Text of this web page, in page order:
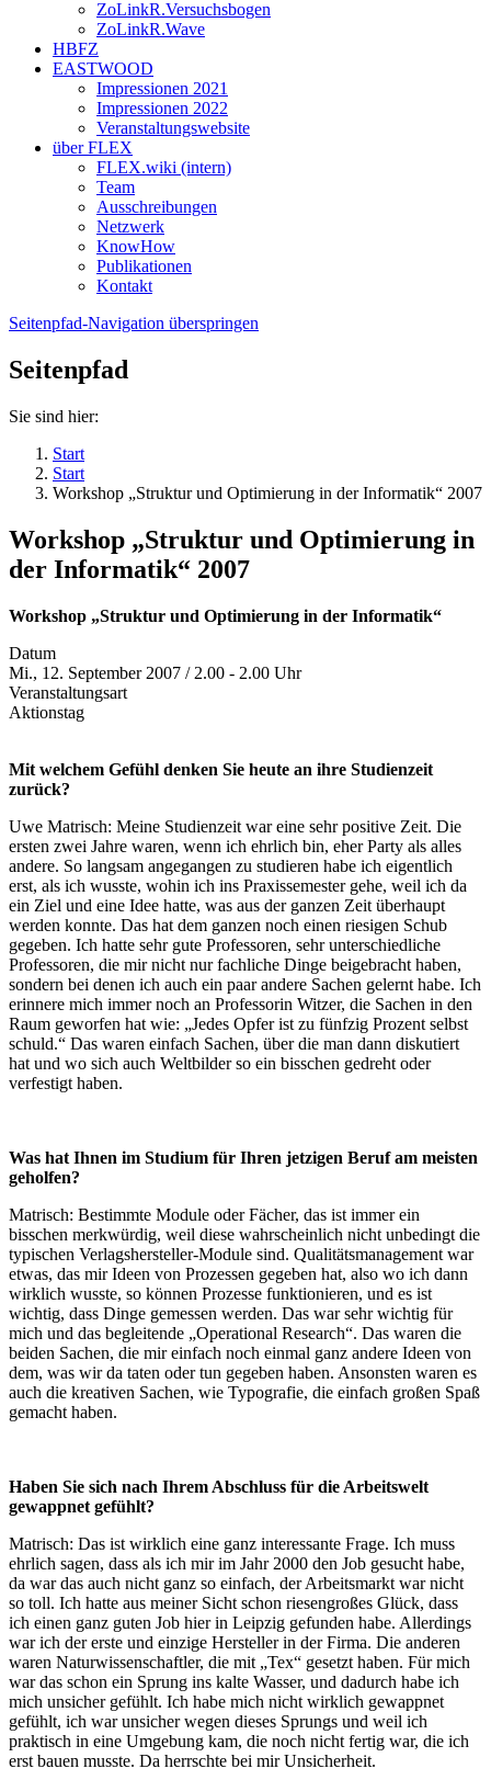
ZoLinkR.Versuchsbogen
ZoLinkR.Wave
HBFZ
EASTWOOD
Impressionen 2021
Impressionen 2022
Veranstaltungswebsite
über FLEX
FLEX.wiki (intern)
Team
Ausschreibungen
Netzwerk
KnowHow
Publikationen
Kontakt
Seitenpfad-Navigation überspringen
Seitenpfad
Sie sind hier:
Start
Start
Workshop „Struktur und Optimierung in der Informatik“ 2007
Workshop „Struktur und Optimierung in
der Informatik“ 2007
Workshop „Struktur und Optimierung in der Informatik“
Datum
Mi., 12. September 2007 / 2.00 - 2.00 Uhr
Veranstaltungsart
Aktionstag
Mit welchem Gefühl denken Sie heute an ihre Studienzeit
zurück?
Uwe Matrisch: Meine Studienzeit war eine sehr positive Zeit. Die
ersten zwei Jahre waren, wenn ich ehrlich bin, eher Party als alles
andere. So langsam angegangen zu studieren habe ich eigentlich
erst, als ich wusste, wohin ich ins Praxissemester gehe, weil ich da
ein Ziel und eine Idee hatte, was aus der ganzen Zeit überhaupt
werden konnte. Das hat dem ganzen noch einen riesigen Schub
gegeben. Ich hatte sehr gute Professoren, sehr unterschiedliche
Professoren, die mir nicht nur fachliche Dinge beigebracht haben,
sondern bei denen ich auch ein paar andere Sachen gelernt habe. Ich
erinnere mich immer noch an Professorin Witzer, die Sachen in den
Raum geworfen hat wie: „Jedes Opfer ist zu fünfzig Prozent selbst
schuld.“ Das waren einfach Sachen, über die man dann diskutiert
hat und wo sich auch Weltbilder so ein bisschen gedreht oder
verfestigt haben.
Was hat Ihnen im Studium für Ihren jetzigen Beruf am meisten
geholfen?
Matrisch: Bestimmte Module oder Fächer, das ist immer ein
bisschen merkwürdig, weil diese wahrscheinlich nicht unbedingt die
typischen Verlagshersteller-Module sind. Qualitätsmanagement war
etwas, das mir Ideen von Prozessen gegeben hat, also wo ich dann
wirklich wusste, so können Prozesse funktionieren, und es ist
wichtig, dass Dinge gemessen werden. Das war sehr wichtig für
mich und das begleitende „Operational Research“. Das waren die
beiden Sachen, die mir einfach noch einmal ganz andere Ideen von
dem, was wir da taten oder tun gegeben haben. Ansonsten waren es
auch die kreativen Sachen, wie Typografie, die einfach großen Spaß
gemacht haben.
Haben Sie sich nach Ihrem Abschluss für die Arbeitswelt
gewappnet gefühlt?
Matrisch: Das ist wirklich eine ganz interessante Frage. Ich muss
ehrlich sagen, dass als ich mir im Jahr 2000 den Job gesucht habe,
da war das auch nicht ganz so einfach, der Arbeitsmarkt war nicht
so toll. Ich hatte aus meiner Sicht schon riesengroßes Glück, dass
ich einen ganz guten Job hier in Leipzig gefunden habe. Allerdings
war ich der erste und einzige Hersteller in der Firma. Die anderen
waren Naturwissenschaftler, die mit „Tex“ gesetzt haben. Für mich
war das schon ein Sprung ins kalte Wasser, und dadurch habe ich
mich unsicher gefühlt. Ich habe mich nicht wirklich gewappnet
gefühlt, ich war unsicher wegen dieses Sprungs und weil ich
praktisch in eine Umgebung kam, die noch nicht fertig war, die ich
erst bauen musste. Da herrschte bei mir Unsicherheit.